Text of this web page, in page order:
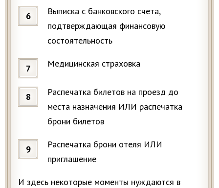
Выписка с банковского счета,
подтверждающая финансовую
состоятельность
Медицинская страховка
Распечатка билетов на проезд до
места назначения ИЛИ распечатка
брони билетов
Распечатка брони отеля ИЛИ
приглашение
И здесь некоторые моменты нуждаются в